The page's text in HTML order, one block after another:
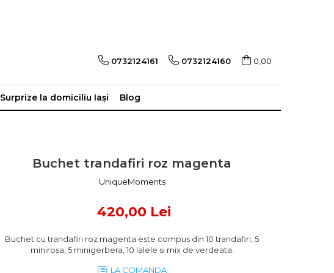
0732124161 0732124160 0,00
Surprize la domiciliu Iași Blog
Buchet trandafiri roz magenta
UniqueMoments
420,00 Lei
Buchet cu trandafiri roz magenta este compus din 10 trandafiri, 5
minirosa, 5 minigerbera, 10 lalele si mix de verdeata.
LA COMANDA